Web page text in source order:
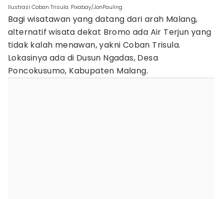
Ilustrasi Coban Trisula. Pixabay/JonPauling
Bagi wisatawan yang datang dari arah Malang,
alternatif wisata dekat Bromo ada Air Terjun yang
tidak kalah menawan, yakni Coban Trisula.
Lokasinya ada di Dusun Ngadas, Desa
Poncokusumo, Kabupaten Malang.